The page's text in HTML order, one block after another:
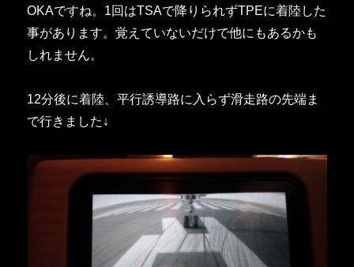
OKAですね。1回はTSAで降りられずTPEに着陸した
事があります。覚えていないだけで他にもあるかも
しれません。
12分後に着陸、平行誘導路に入らず滑走路の先端ま
で行きました↓